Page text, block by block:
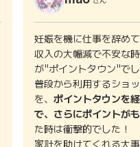
妊娠を機に仕事を辞めて
収入の大幅減で不安な
が"ポイントタウン"でし
普段から利用するショ
を、 ポイントタウンを
で、さらにポイントが
た時は衝撃的でした！
家計を助けてくれる大